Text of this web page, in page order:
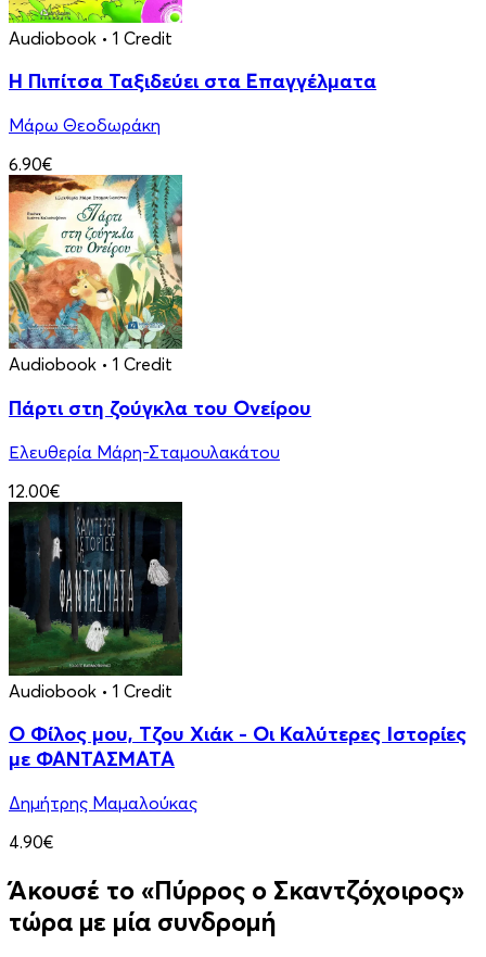
Audiobook • 1 Credit
Η Πιπίτσα Ταξιδεύει στα Επαγγέλματα
Μάρω Θεοδωράκη
6.90€
Audiobook • 1 Credit
Πάρτι στη ζούγκλα του Ονείρου
Ελευθερία Μάρη-Σταμουλακάτου
12.00€
Audiobook • 1 Credit
Ο Φίλος μου, Τζου Χιάκ - Οι Καλύτερες Ιστορίες
με ΦΑΝΤΑΣΜΑΤΑ
Δημήτρης Μαμαλούκας
4.90€
Άκουσέ το «Πύρρος ο Σκαντζόχοιρος»
τώρα με μία συνδρομή